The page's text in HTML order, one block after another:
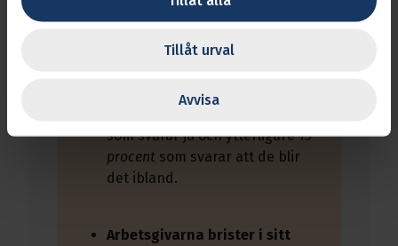
Tillåt urval
Avvisa
utföra sitt uppdrag och
bara i ibland. På en direkt fråga
upplever att man blivit hindrad i
som svarar ja och ytterligare15
procent som svarar att de blir
det ibland.
Arbetsgivarna brister i sitt